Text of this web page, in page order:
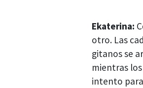
Ekaterina:
otro. Las
gitanos se
mientras
intento